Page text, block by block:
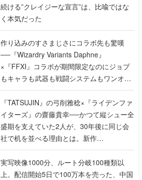
続ける”クレイジーな宣言”は、比喩ではな
く本気だった
作り込みのすさまじさにコラボ先も驚嘆
──『Wizardry Variants Daphne』
×『FFXI』コラボが期間限定なのにジョブ
もキャラも武器も戦闘システムもワンオフ
で作り込まれた理由を両ディレクターに聞
く
『TATSUJIN』の弓削雅稔×『ライデンファ
イターズ』の齋藤貴幸──かつて縦シュー全
盛期を支えていた2人が、30年後に同じ会
社で机を並べる理由とは。新作
『TATSUJIN EXTREME』で初タッグを組
んだレジェンド2人に訊く開発秘話
実写映像1000分、ルート分岐100種類以
上。配信開始5日で100万本を売った、中国